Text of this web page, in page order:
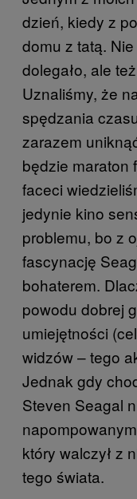
dzień, kiedy z
domu z tatą.
dolegało, ale
Uznaliśmy, że
spędzania
zarazem
będzie maraton
faceci
jedynie kino
problemu, bo z
fascynację
bohaterem.
powodu dobrej
umiejętności
widzów – tego
Jednak gdy
Steven Seagal
który walczył z
tego świata.